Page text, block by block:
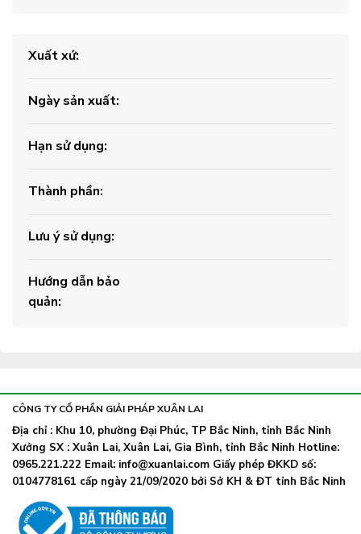
Xuất xứ:
Ngày sản xuất:
Hạn sử dụng:
Thành phần:
Lưu ý sử dụng:
Hướng dẫn bảo
quản:
CÔNG TY CỔ PHẦN GIẢI PHÁP XUÂN LAI
Địa chỉ : Khu 10, phường Đại Phúc, TP Bắc Ninh, tỉnh Bắc Ninh
Xưởng SX : Xuân Lai, Xuân Lai, Gia Bình, tỉnh Bắc Ninh Hotline:
0965.221.222 Email: info@xuanlai.com Giấy phép ĐKKD số:
0104778161 cấp ngày 21/09/2020 bởi Sở KH & ĐT tỉnh Bắc Ninh